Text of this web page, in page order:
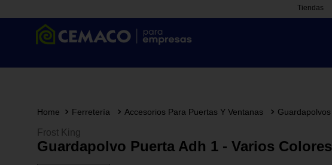
Tiendas
Ferretería Accesorios Para Puertas Y Ventanas Guardapolvos
Frost King
Guardapolvo Puerta Adh 1 - Varios Colores